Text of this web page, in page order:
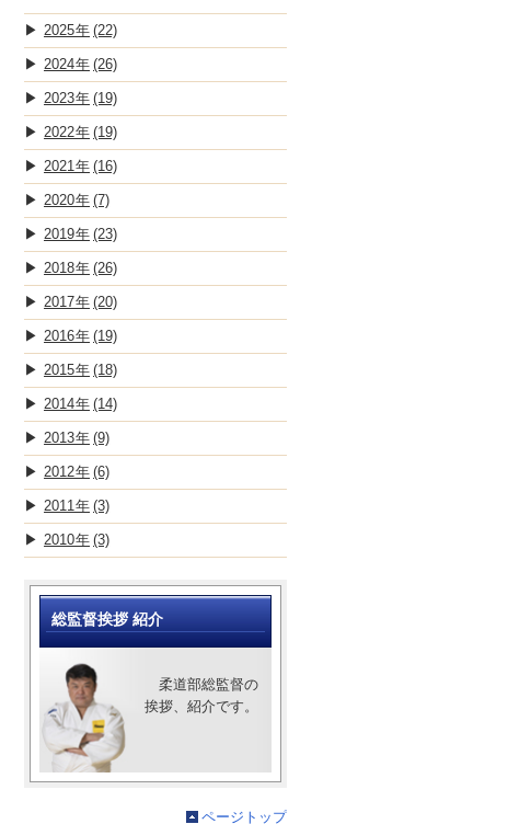
2025 (22)
2024 (26)
2023 (19)
2022 (19)
2021 (16)
2020 (7)
2019 (23)
2018 (26)
2017 (20)
2016 (19)
2015 (18)
2014 (14)
2013 (9)
2012 (6)
2011 (3)
2010 (3)
総監督挨拶 紹介
柔道部総監督の
挨拶、紹介です。
ページトップ